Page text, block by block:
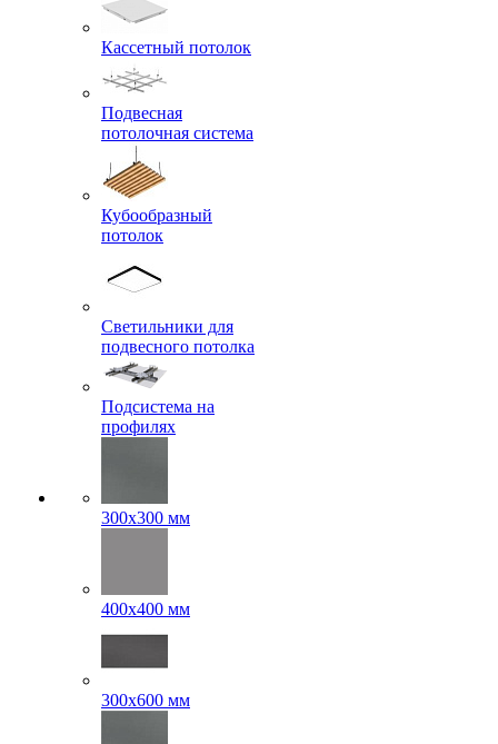
Кассетный потолок
Подвесная
потолочная система
Кубообразный
потолок
Светильники для
подвесного потолка
Подсистема на
профилях
300x300 мм
400х400 мм
300x600 мм